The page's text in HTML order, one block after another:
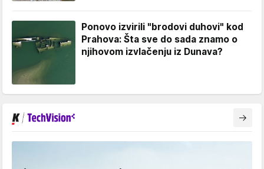
Ponovo izvirili "brodovi duhovi" kod
Prahova: Šta sve do sada znamo o
njihovom izvlačenju iz Dunava?